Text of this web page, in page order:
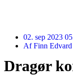
02. sep 2023
AfFinn Edvard
Dragør